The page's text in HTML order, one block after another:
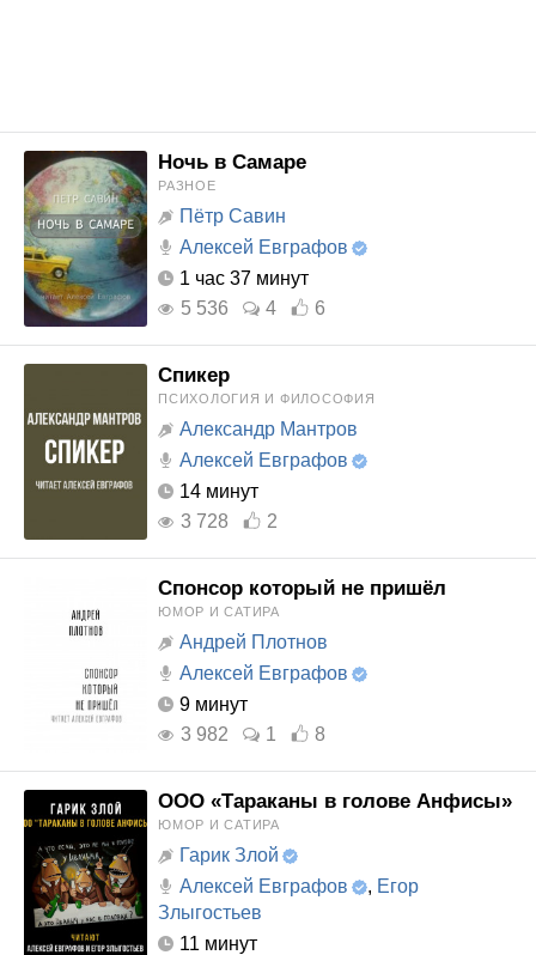
Ночь в Самаре
РАЗНОЕ
Пётр Савин
Алексей Евграфов
1 час 37 минут
5 536
4 6
Спикер
ПСИХОЛОГИЯ И ФИЛОСОФИЯ
Александр Мантров
Алексей Евграфов
14 минут
3 728
2
Спонсор который не пришёл
ЮМОР И САТИРА
Андрей Плотнов
Алексей Евграфов
9 минут
3 982
1 8
ООО «Тараканы в голове Анфисы»
ЮМОР И САТИРА
Гарик Злой
Алексей Евграфов
, Егор
Злыгостьев
11 минут